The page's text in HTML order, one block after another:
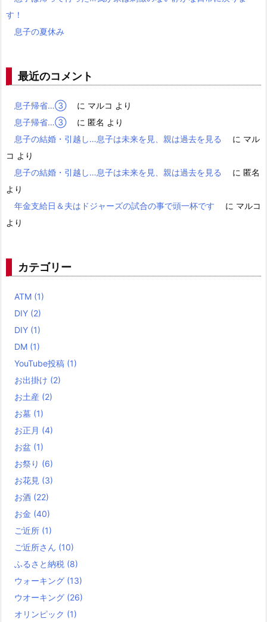
す！
息子の夏休み
最近のコメント
息子帰省…③ に マルコ より
息子帰省…③
に 匿名 より
息子の結婚・引越し…息子は未来を見、親は過去を見る
に マル
コ より
息子の結婚・引越し…息子は未来を見、親は過去を見る
に 匿名
より
年金支給日＆夫はドジャーズの試合の事で頭一杯です
に マルコ
より
カテゴリー
ATM (1)
DIY (2)
DIY (1)
DM (1)
YouTube投稿 (1)
お出掛け (2)
お土産 (2)
お墓 (1)
お正月 (4)
お盆 (1)
お祭り (6)
お花見 (3)
お酒 (22)
お金 (40)
ご近所 (1)
ご近所さん (10)
ふるさと納税 (8)
ウォーキング (13)
ウオーキング (26)
オリンピック (1)